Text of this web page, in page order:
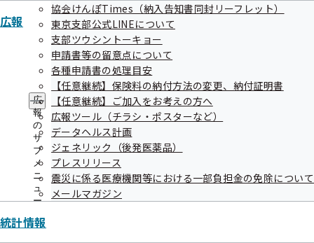
広報
広
報
の
サ
ブ
メ
ニ
ュ
ー
協会けんぽTimes（納入告知書同封リーフレット）
東京支部公式LINEについて
支部ツウシントーキョー
申請書等の留意点について
各種申請書の処理目安
【任意継続】保険料の納付方法の変更、納付証明書
【任意継続】ご加入をお考えの方へ
広報ツール（チラシ・ポスターなど）
データヘルス計画
ジェネリック（後発医薬品）
プレスリリース
震災に係る医療機関等における一部負担金の免除について
メールマガジン
統計情報
２.申込宛先
全国健康保険協会 東京支部 企画グループ 宛
FAX番号 03-3319-0331
３.申込締切
開催予定日の2営業日前の正午必着
傍聴される方へ
事務局の指定した場所以外に立ち入ることはできませ